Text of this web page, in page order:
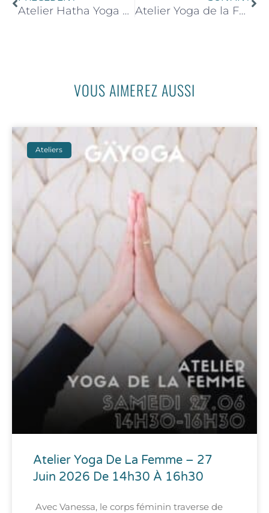
Atelier Hatha Yoga Sandasana – 24 Mai 2025 de 16h00 à 18h00 Atelier Yoga de la Femme – 07 Juin 2025 de 14h30 à 16h30
VOUS AIMEREZ AUSSI
Ateliers
Atelier Yoga De La Femme – 27
Juin 2026 De 14h30 À 16h30
Avec Vanessa, le corps féminin traverse de